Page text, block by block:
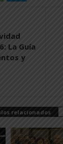
La Guía
y
relacionados